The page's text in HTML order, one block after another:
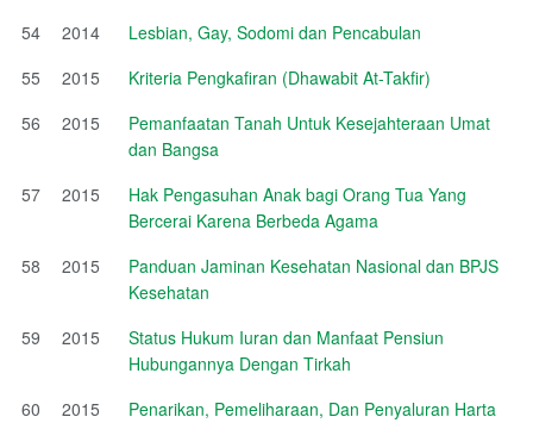
54
2014
Lesbian, Gay, Sodomi dan Pencabulan
55
2015
Kriteria Pengkafiran (Dhawabit At-Takfir)
56
2015
Pemanfaatan Tanah Untuk Kesejahteraan Umat
dan Bangsa
57
2015
Hak Pengasuhan Anak bagi Orang Tua Yang
Bercerai Karena Berbeda Agama
58
2015
Panduan Jaminan Kesehatan Nasional dan BPJS
Kesehatan
59
2015
Status Hukum Iuran dan Manfaat Pensiun
Hubungannya Dengan Tirkah
60
2015
Penarikan, Pemeliharaan, Dan Penyaluran Harta